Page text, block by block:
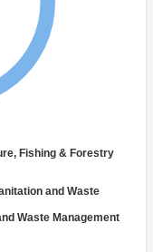
Fishing & Forestry
and Waste
Waste Management